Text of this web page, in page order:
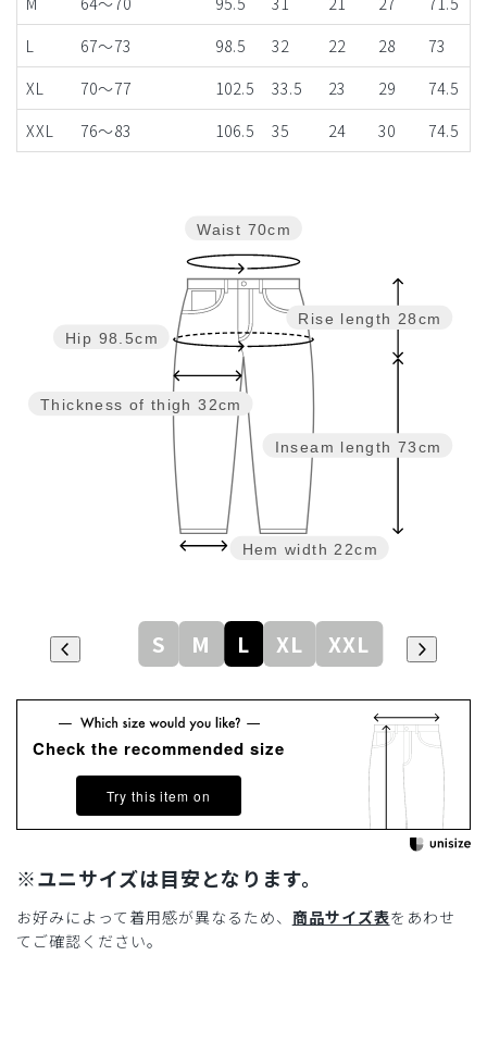
L
67～73 98.5 32 22 28
73
XL
70～77 102.5 33.5 23 29
74.5
XXL
76～83 106.5 35 24 30 74.5
Inseam length 73cm
Rise length 28cm
Hem width 22cm
Thickness of thigh 32cm
Hip 98.5cm
Waist 70cm
S M L XL XXL
Check the recommended size
Try this item on
※ユニサイズは目安となります。
お好みによって着用感が異なるため、 商品サイズ表をあわせ
てご確認ください。